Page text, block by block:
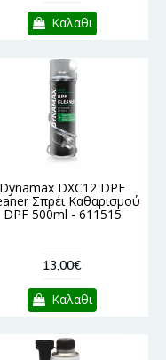
Καλαθι
Dynamax DXC12 DPF
Σπρέι Καθαρισμού
DPF 500ml - 611515
13,00€
Καλαθι